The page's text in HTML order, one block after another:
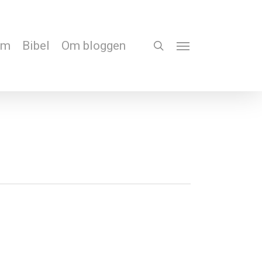
Bibel Om bloggen search
Menu